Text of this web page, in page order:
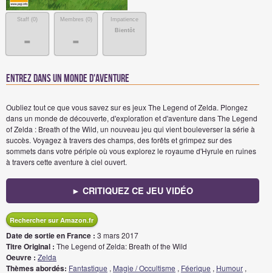
Staff (0)
-
Membres (0)
-
Impatience
Bientôt
ENTREZ DANS UN MONDE D'AVENTURE
Oubliez tout ce que vous savez sur es jeux The Legend of Zelda. Plongez
dans un monde de découverte, d'exploration et d'aventure dans The Legend
of Zelda : Breath of the Wild, un nouveau jeu qui vient bouleverser la série à
succès. Voyagez à travers des champs, des forêts et grimpez sur des
sommets dans votre périple où vous explorez le royaume d'Hyrule en ruines
à travers cette aventure à ciel ouvert.
► CRITIQUEZ CE JEU VIDÉO
Rechercher sur Amazon.fr
Date de sortie en France : 3 mars 2017
Titre Original : The Legend of Zelda: Breath of the Wild
Oeuvre : Zelda
Thèmes abordés: Fantastique , Magie / Occultisme , Féerique , Humour ,